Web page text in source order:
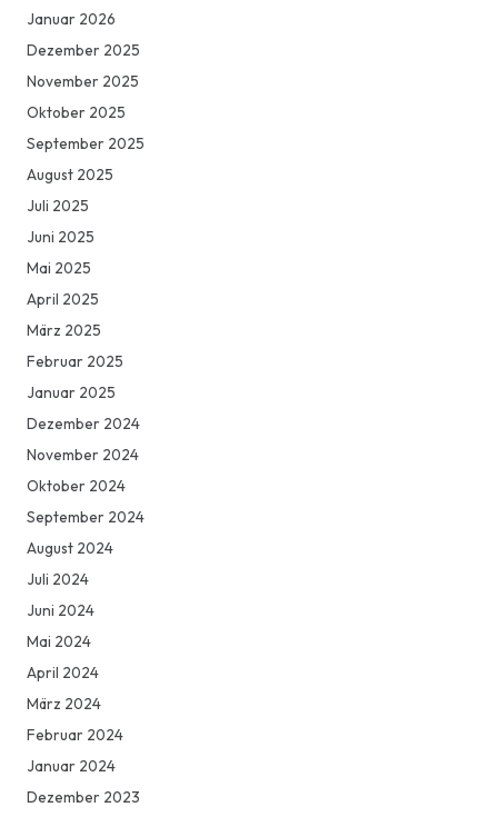
Januar 2026
Dezember 2025
November 2025
Oktober 2025
September 2025
August 2025
Juli 2025
Juni 2025
Mai 2025
April 2025
März 2025
Februar 2025
Januar 2025
Dezember 2024
November 2024
Oktober 2024
September 2024
August 2024
Juli 2024
Juni 2024
Mai 2024
April 2024
März 2024
Februar 2024
Januar 2024
Dezember 2023